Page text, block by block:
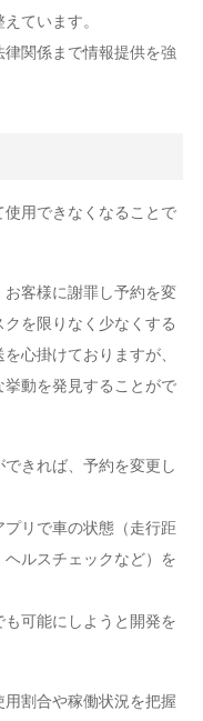
ています。
関係まで情報提供を強
用できなくなることで
客様に謝罪し予約を変
を限りなく少なくする
心掛けておりますが、
動を発見することがで
きれば、予約を変更し
リで車の状態（走行距
ルスチェックなど）を
可能にしようと開発を
割合や稼働状況を把握